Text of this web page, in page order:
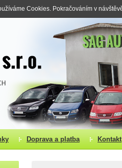
Cookies. Pokračováním v
Doprava a platba Kontakt